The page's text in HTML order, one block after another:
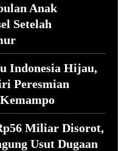
Anak
Setelah
Indonesia Hijau,
Peresmian
Miliar Disorot,
Usut Dugaan